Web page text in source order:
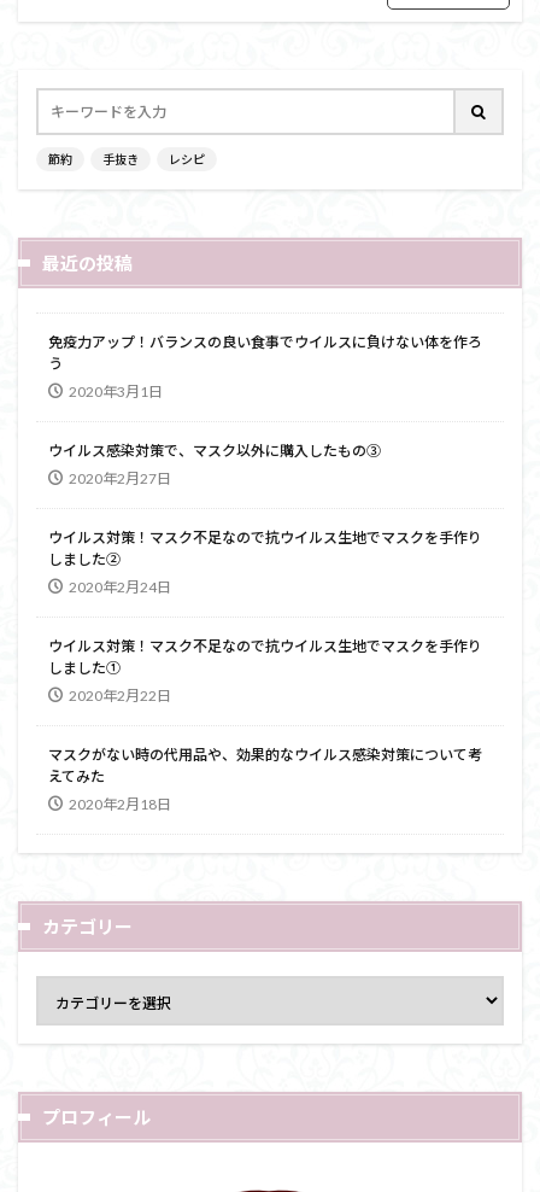
節約 手抜き レシピ
最近の投稿
免疫力アップ！バランスの良い食事でウイルスに負けない体を作ろ
う
2020年3月1日
ウイルス感染対策で、マスク以外に購入したもの③
2020年2月27日
ウイルス対策！マスク不足なので抗ウイルス生地でマスクを手作り
しました②
2020年2月24日
ウイルス対策！マスク不足なので抗ウイルス生地でマスクを手作り
しました①
2020年2月22日
マスクがない時の代用品や、効果的なウイルス感染対策について考
えてみた
2020年2月18日
カテゴリー
プロフィール